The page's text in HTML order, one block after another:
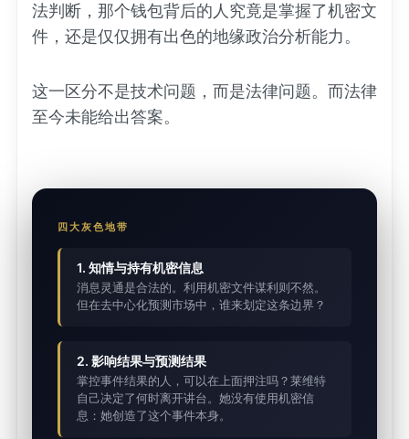
法判断，那个钱包背后的人究竟是掌握了机密文
件，还是仅仅拥有出色的地缘政治分析能力。
这一区分不是技术问题，而是法律问题。而法律
至今未能给出答案。
四大灰色地带
1. 知情与持有机密信息
消息灵通是合法的。利用机密文件谋利则不然。
但在去中心化预测市场中，谁来划定这条边界？
2. 影响结果与预测结果
掌控事件结果的人，可以在上面押注吗？莱维特
自己决定了何时离开讲台。她没有使用机密信
息：她创造了这个事件本身。